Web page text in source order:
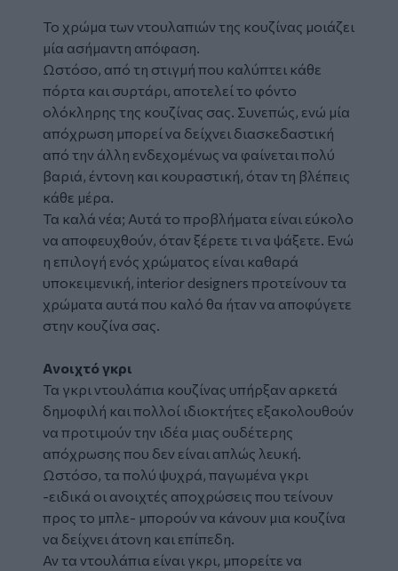
Το χρώμα των ντουλαπιών της κουζίνας μοιάζει
μία ασήμαντη απόφαση.
Ωστόσο, από τη στιγμή που καλύπτει κάθε
πόρτα και συρτάρι, αποτελεί το φόντο
ολόκληρης της κουζίνας σας. Συνεπώς, ενώ μία
απόχρωση μπορεί να δείχνει διασκεδαστική
από την άλλη ενδεχομένως να φαίνεται πολύ
βαριά, έντονη και κουραστική, όταν τη βλέπεις
κάθε μέρα.
Τα καλά νέα; Αυτά το προβλήματα είναι εύκολο
να αποφευχθούν, όταν ξέρετε τι να ψάξετε. Ενώ
η επιλογή ενός χρώματος είναι καθαρά
υποκειμενική, interior designers προτείνουν τα
χρώματα αυτά που καλό θα ήταν να αποφύγετε
στην κουζίνα σας.
Ανοιχτό γκρι
Τα γκρι ντουλάπια κουζίνας υπήρξαν αρκετά
δημοφιλή και πολλοί ιδιοκτήτες εξακολουθούν
να προτιμούν την ιδέα μιας ουδέτερης
απόχρωσης που δεν είναι απλώς λευκή.
Ωστόσο, τα πολύ ψυχρά, παγωμένα γκρι
-ειδικά οι ανοιχτές αποχρώσεις που τείνουν
προς το μπλε- μπορούν να κάνουν μια κουζίνα
να δείχνει άτονη και επίπεδη.
Αν τα ντουλάπια είναι γκρι, μπορείτε να